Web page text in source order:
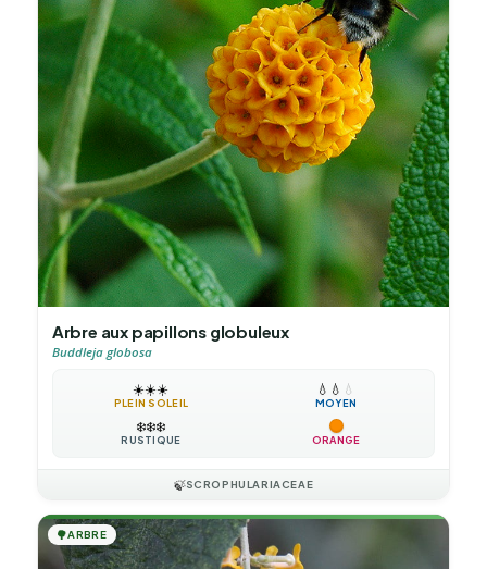
Arbre aux papillons globuleux
Buddleja globosa
☀️☀️☀️
PLEIN SOLEIL
💧 💧 💧
MOYEN
❄️❄️❄️
RUSTIQUE ORANGE
🍃SCROPHULARIACEAE
🌳ARBRE